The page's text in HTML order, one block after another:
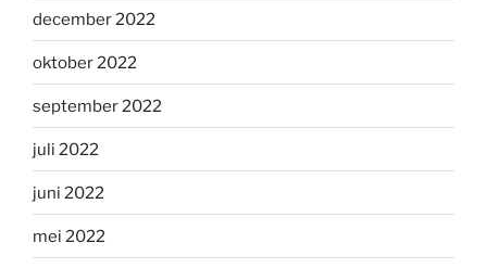
december 2022
oktober 2022
september 2022
juli 2022
juni 2022
mei 2022